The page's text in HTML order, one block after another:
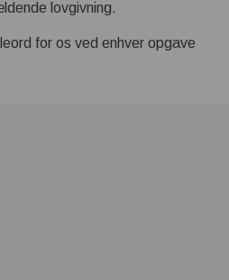
lovgivning.
for os ved enhver opgave